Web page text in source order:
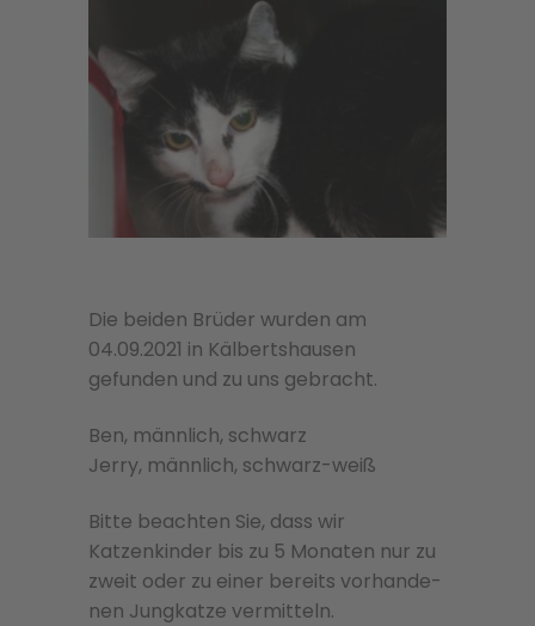
Die beiden Brüder wurden am
04.09.2021 in Kälbertshausen
gefunden und zu uns gebracht.
Ben, männlich, schwarz
Jerry, männlich, schwarz-weiß
Bitte beachten Sie, dass wir
Katzenkinder bis zu 5 Monaten nur zu
zweit oder zu einer bere­its vorhan­de­
nen Jungkatze ver­mit­teln.